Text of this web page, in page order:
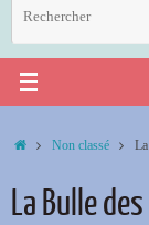
AccueilNon classé
La Bulle